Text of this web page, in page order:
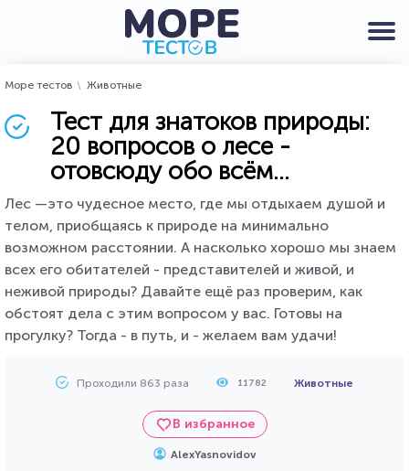
Море тестов Животные
Тест для знатоков природы:
20 вопросов о лесе -
отовсюду обо всём...
Лес —это чудесное место, где мы отдыхаем душой и
телом, приобщаясь к природе на минимально
возможном расстоянии. А насколько хорошо мы знаем
всех его обитателей - представителей и живой, и
неживой природы? Давайте ещё раз проверим, как
обстоят дела с этим вопросом у вас. Готовы на
прогулку? Тогда - в путь, и - желаем вам удачи!
Проходили 863 раза 11782 Животные
В избранное
AlexYasnovidov